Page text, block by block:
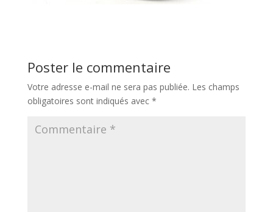
Poster le commentaire
Votre adresse e-mail ne sera pas publiée. Les champs
obligatoires sont indiqués avec *